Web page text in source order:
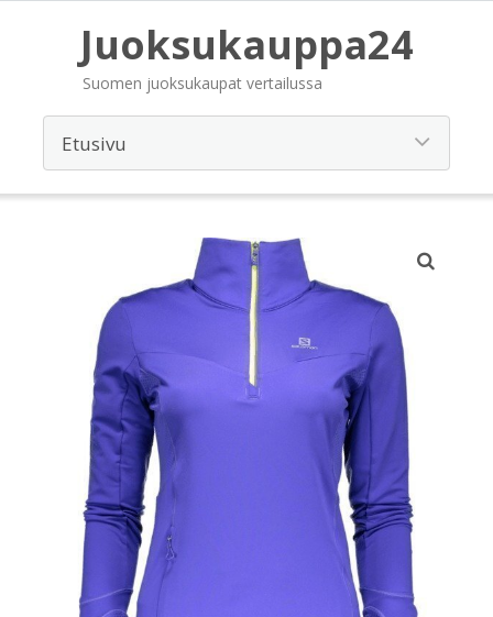
Juoksukauppa24
Suomen juoksukaupat vertailussa